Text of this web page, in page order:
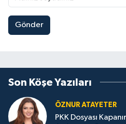
Gönder
Son Köşe Yazıları
ÖZNUR ATAYETER
PKK Dosyası